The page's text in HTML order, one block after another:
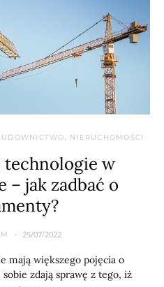
NIERUCHOMOŚCI
w
jak zadbać o
25/07/2022
mają większego pojęcia o
zdają sprawę z tego, iż